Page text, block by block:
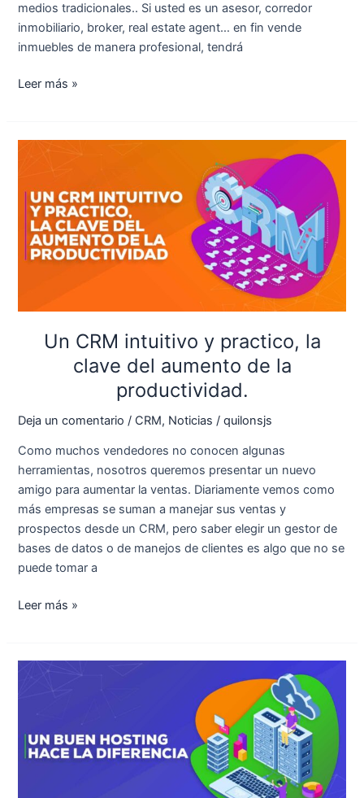
medios tradicionales.. Si usted es un asesor, corredor
inmobiliario, broker, real estate agent… en fin vende
inmuebles de manera profesional, tendrá
Leer más »
Un CRM intuitivo y practico, la
clave del aumento de la
productividad.
Deja un comentario / CRM, Noticias /quilonsjs
Como muchos vendedores no conocen algunas
herramientas, nosotros queremos presentar un nuevo
amigo para aumentar la ventas. Diariamente vemos como
más empresas se suman a manejar sus ventas y
prospectos desde un CRM, pero saber elegir un gestor de
bases de datos o de manejos de clientes es algo que no se
puede tomar a
intuitivo
practico,
clave
productividad.
Leer más »